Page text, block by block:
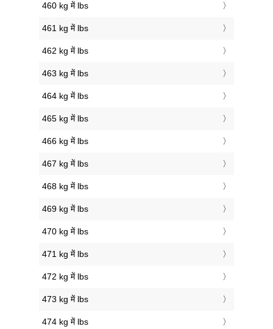
460 kg में lbs
461 kg में lbs
462 kg में lbs
463 kg में lbs
464 kg में lbs
465 kg में lbs
466 kg में lbs
467 kg में lbs
468 kg में lbs
469 kg में lbs
470 kg में lbs
471 kg में lbs
472 kg में lbs
473 kg में lbs
474 kg में lbs